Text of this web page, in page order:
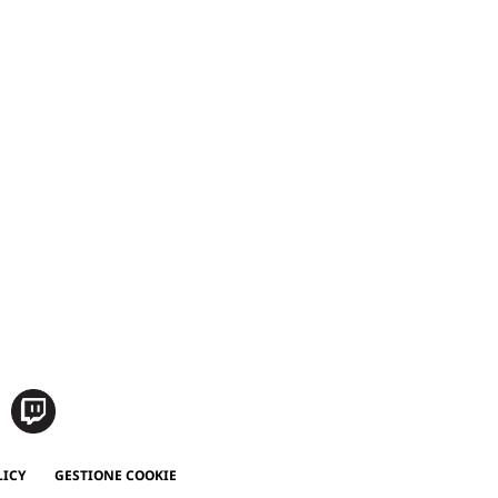
GESTIONE COOKIE